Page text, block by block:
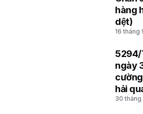
hàng
dệt)
16 tháng
5294/
ngày
hải
hóa
30 tháng